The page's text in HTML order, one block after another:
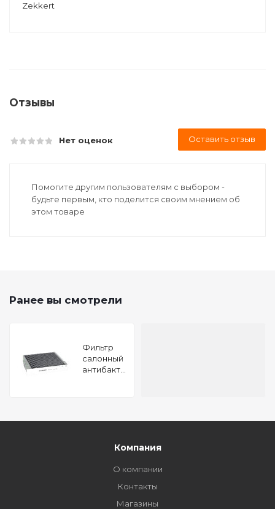
Zekkert
Отзывы
Нет оценок Оставить отзыв
Помогите другим пользователям с выбором -
будьте первым, кто поделится своим мнением об
этом товаре
Ранее вы смотрели
Фильтр
салонный
антибактериальный
Компания
О компании
Контакты
Магазины